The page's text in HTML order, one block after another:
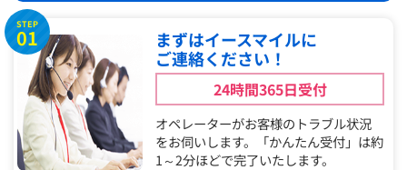
STEP
01
まずはイースマイルに
ご連絡ください！
24時間365日受付
オペレーターがお客様のトラブル状況
をお伺いします。「かんたん受付」は約
1～2分ほどで完了いたします。